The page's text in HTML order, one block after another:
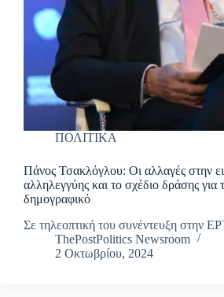
ΠΟΛΙΤΙΚΑ
Πάνος Τσακλόγλου: Οι αλλαγές στην
αλληλεγγύης και το σχέδιο δράσης για
δημογραφικό
Σε τηλεοπτική του συνέντευξη στην
ThePostPolitics Newsroom
2 Οκτωβρίου, 2024